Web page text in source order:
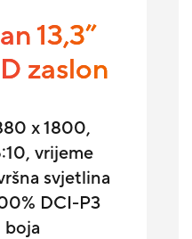
13,3”
zaslon
x 1800,
vrijeme
svjetlina
DCI-P3
boja